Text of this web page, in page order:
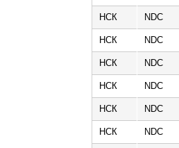
НСК NDC
НСК NDC
НСК NDC
НСК NDC
НСК NDC
НСК NDC